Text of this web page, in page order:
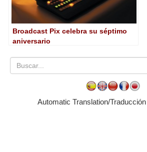
Broadcast Pix celebra su séptimo
aniversario
Automatic Translation/